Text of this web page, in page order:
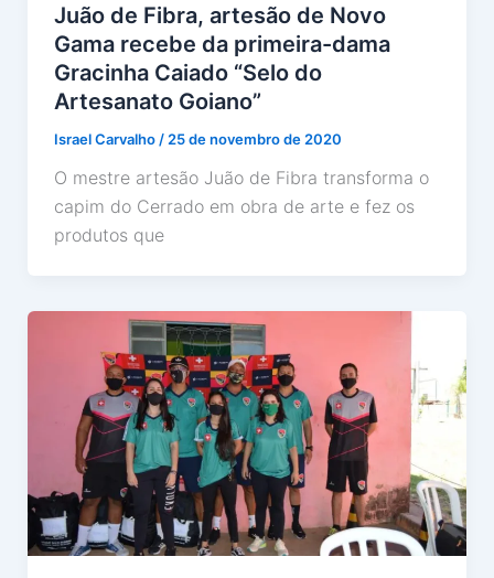
Juão de Fibra, artesão de Novo
Gama recebe da primeira-dama
Gracinha Caiado “Selo do
Artesanato Goiano”
Israel Carvalho / 25 de novembro de 2020
O mestre artesão Juão de Fibra transforma o
capim do Cerrado em obra de arte e fez os
produtos que